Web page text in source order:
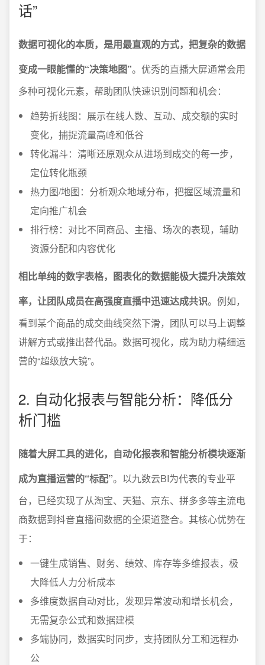
话”
数据可视化的本质，是用最直观的方式，把复杂的数据
变成一眼能懂的“决策地图”。优秀的直播大屏通常会用
多种可视化元素，帮助团队快速识别问题和机会：
趋势折线图：展示在线人数、互动、成交额的实时
变化，捕捉流量高峰和低谷
转化漏斗：清晰还原观众从进场到成交的每一步，
定位转化瓶颈
热力图/地图：分析观众地域分布，把握区域流量和
定向推广机会
排行榜：对比不同商品、主播、场次的表现，辅助
资源分配和内容优化
相比单纯的数字表格，图表化的数据能极大提升决策效
率，让团队成员在高强度直播中迅速达成共识。例如，
看到某个商品的成交曲线突然下滑，团队可以马上调整
讲解方式或推出替代品。数据可视化，成为助力精细运
营的“超级放大镜”。
2. 自动化报表与智能分析：降低分
析门槛
随着大屏工具的进化，自动化报表和智能分析模块逐渐
成为直播运营的“标配”。以九数云BI为代表的专业平
台，已经实现了从淘宝、天猫、京东、拼多多等主流电
商数据到抖音直播间数据的全渠道整合。其核心优势在
于：
一键生成销售、财务、绩效、库存等多维报表，极
大降低人力分析成本
多维度数据自动对比，发现异常波动和增长机会，
无需复杂公式和数据建模
多端协同，数据实时同步，支持团队分工和远程办
公